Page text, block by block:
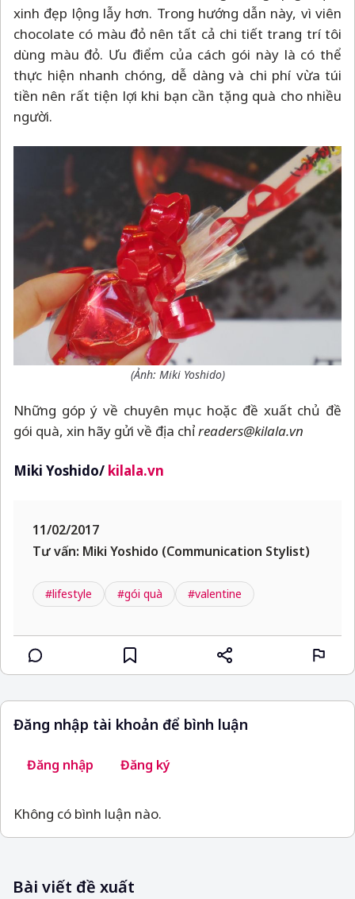
xinh đẹp lộng lẫy hơn. Trong hướng dẫn này, vì viên
chocolate có màu đỏ nên tất cả chi tiết trang trí tôi
dùng màu đỏ. Ưu điểm của cách gói này là có thể
thực hiện nhanh chóng, dễ dàng và chi phí vừa túi
tiền nên rất tiện lợi khi bạn cần tặng quà cho nhiều
người.
(Ảnh: Miki Yoshido)
Những góp ý về chuyên mục hoặc đề xuất chủ đề
gói quà, xin hãy gửi về địa chỉreaders@kilala.vn
Miki Yoshido/ kilala.vn
11/02/2017
Tư vấn: Miki Yoshido (Communication Stylist)
#lifestyle #gói quà #valentine
Đăng nhập tài khoản để bình luận
Đăng nhập Đăng ký
Không có bình luận nào.
Bài viết đề xuất